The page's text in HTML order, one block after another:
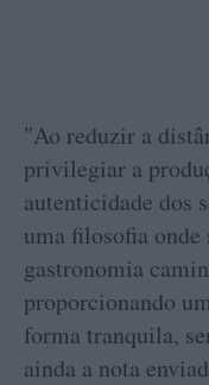
"Ao reduzir a
privilegiar a
autenticidade dos
uma filosofia onde
gastronomia
proporcionando
forma tranquila,
ainda a nota